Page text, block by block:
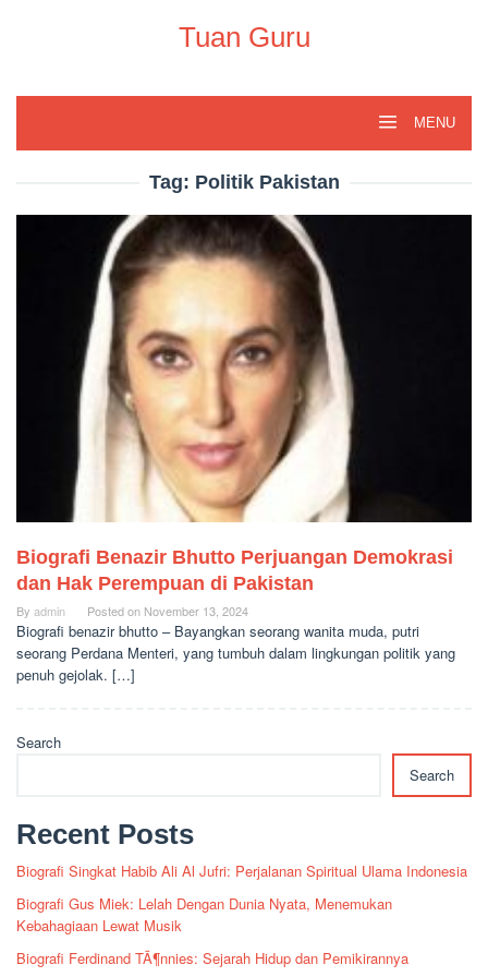
Tuan Guru
MENU
Tag: Politik Pakistan
Biografi Benazir Bhutto Perjuangan Demokrasi
dan Hak Perempuan di Pakistan
By admin Posted on November 13, 2024
Biografi benazir bhutto – Bayangkan seorang wanita muda, putri
seorang Perdana Menteri, yang tumbuh dalam lingkungan politik yang
penuh gejolak. […]
Search
Search
Recent Posts
Biografi Singkat Habib Ali Al Jufri: Perjalanan Spiritual Ulama Indonesia
Biografi Gus Miek: Lelah Dengan Dunia Nyata, Menemukan
Kebahagiaan Lewat Musik
Biografi Ferdinand TÃ¶nnies: Sejarah Hidup dan Pemikirannya